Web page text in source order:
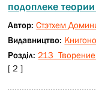
подоплеке
Автор:Стэтхем
Видавництво:
Розділ: 213
[ 2 ]